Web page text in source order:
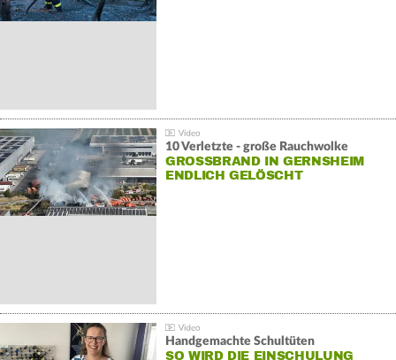
10 Verletzte - große Rauchwolke
GROSSBRAND IN GERNSHEIM E
NDLICH GELÖSCHT
Handgemachte Schultüten
SO WIRD DIE EINSCHULUNG